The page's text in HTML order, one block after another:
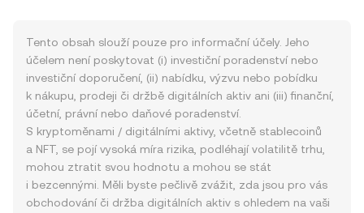
Tento obsah slouží pouze pro informační účely. Jeho
účelem není poskytovat (i) investiční poradenství nebo
investiční doporučení, (ii) nabídku, výzvu nebo pobídku
k nákupu, prodeji či držbě digitálních aktiv ani (iii) finanční,
účetní, právní nebo daňové poradenství.
S kryptoměnami / digitálními aktivy, včetně stablecoinů
a NFT, se pojí vysoká míra rizika, podléhají volatilitě trhu,
mohou ztratit svou hodnotu a mohou se stát
i bezcennými. Měli byste pečlivě zvážit, zda jsou pro vás
obchodování či držba digitálních aktiv s ohledem na vaši